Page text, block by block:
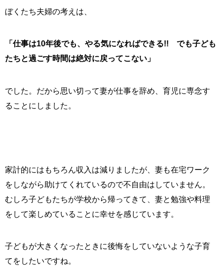
ぼくたち夫婦の考えは、
「仕事は10年後でも、やる気になればできる!! でも子ども
たちと過ごす時間は絶対に戻ってこない」
でした。だから思い切って妻が仕事を辞め、育児に専念す
ることにしました。
家計的にはもちろん収入は減りましたが、妻も在宅ワーク
をしながら助けてくれているので不自由はしていません。
むしろ子どもたちが学校から帰ってきて、妻と勉強や料理
をして楽しめていることに幸せを感じています。
子どもが大きくなったときに後悔をしていないような子育
てをしたいですね。